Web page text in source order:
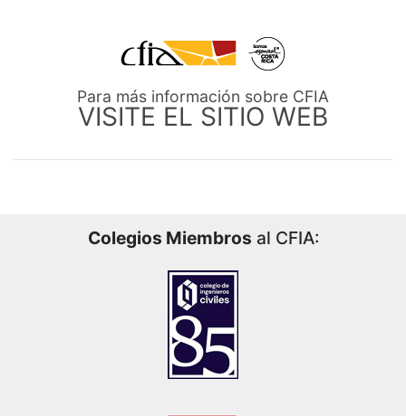
Para más información sobre CFIA
VISITE EL SITIO WEB
Colegios Miembros al CFIA: